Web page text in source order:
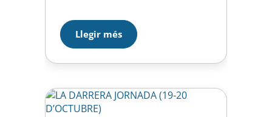
Llegir més